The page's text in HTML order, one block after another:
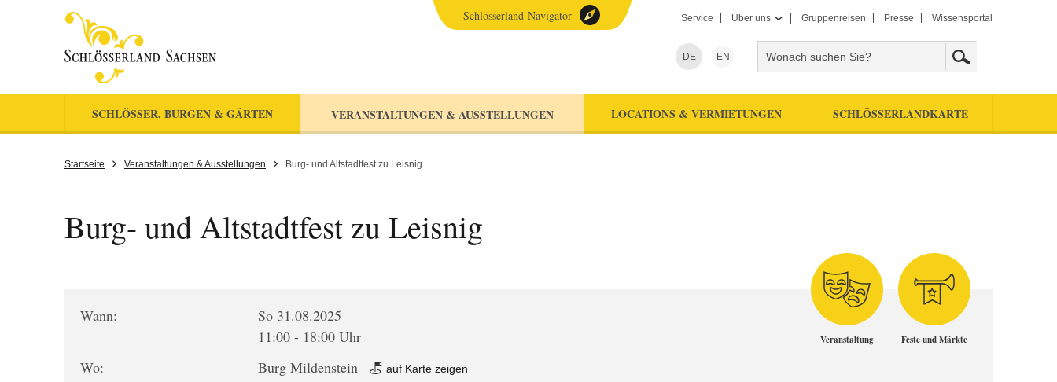
Service Über uns Gruppenreisen Presse Wissensportal
DE EN
SCHLÖSSER, BURGEN & GÄRTEN VERANSTALTUNGEN & AUSSTELLUNGEN LOCATIONS & VERMIETUNGEN SCHLÖSSERLANDKARTE
Schlösserland-Navigator
Startseite Veranstaltungen & Ausstellungen Burg- und Altstadtfest zu Leisnig
Burg- und Altstadtfest zu Leisnig
Wann:
So 31.08.2025
11:00 - 18:00 Uhr
Wo:
Burg Mildenstein auf Karte zeigen
Veranstaltung Feste und Märkte